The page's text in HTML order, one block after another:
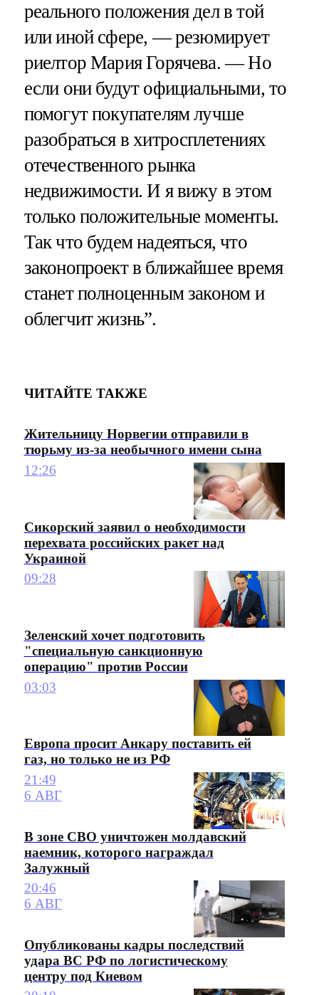
реального положения дел в той
или иной сфере, — резюмирует
риелтор Мария Горячева. — Но
если они будут официальными, то
помогут покупателям лучше
разобраться в хитросплетениях
отечественного рынка
недвижимости. И я вижу в этом
только положительные моменты.
Так что будем надеяться, что
законопроект в ближайшее время
станет полноценным законом и
облегчит жизнь”.
ЧИТАЙТЕ ТАКЖЕ
Жительницу Норвегии отправили в
тюрьму из-за необычного имени сына
12:26
Сикорский заявил о необходимости
перехвата российских ракет над
Украиной
09:28
Зеленский хочет подготовить
"специальную санкционную
операцию" против России
03:03
Европа просит Анкару поставить ей
газ, но только не из РФ
21:49
6 АВГ
В зоне СВО уничтожен молдавский
наемник, которого награждал
Залужный
20:46
6 АВГ
Опубликованы кадры последствий
удара ВС РФ по логистическому
центру под Киевом